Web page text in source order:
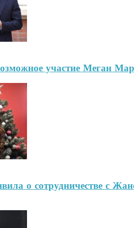
участие Меган
о сотрудничестве с